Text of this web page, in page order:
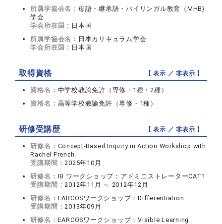
所属学協会名： 母語・継承語・バイリンガル教育（MHB)
学会
学会所在国： 日本国
所属学協会名： 日本カリキュラム学会
学会所在国： 日本国
取得資格 【 表示 ／非表示 】
資格名： 中学校教諭免許（専修・1種・2種）
資格名： 高等学校教諭免許（専修・1種）
研修受講歴 【 表示 ／非表示 】
研修名： Concept-Based Inquiry in Action Workshop with
Rachel French
受講期間：2025年10月
研修名： IB ワークショップ：アドミニストレーターCAT1
受講期間：2012年11月 ～ 2012年12月
研修名： EARCOSワークショップ：Differentiation
受講期間：2013年09月
研修名： EARCOSワークショップ：Visible Learning